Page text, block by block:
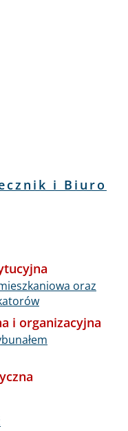
i Biuro
oraz
i organizacyjna